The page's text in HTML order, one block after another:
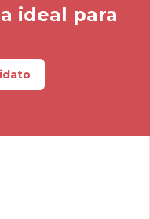
ideal para